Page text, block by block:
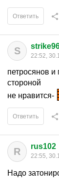
Ответить
S 22:52,
петросянов и
стороной
не нравится-
Ответить
R rus102
22:55,
Надо